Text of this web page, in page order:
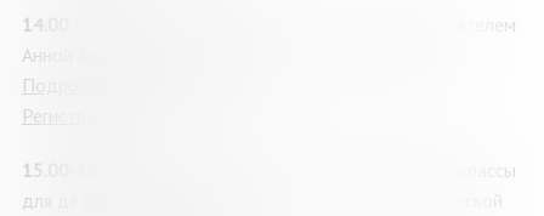
14.00
– «Пишем сказку вместе»: игра с детским писателем
Анной Бухтияровой (Анна Андим), (г. Краснодар), 6+
Подробнее о мероприятии
Регистрация
15.00-18.00
– Книжный переполох»: игры и мастер-классы
для детей от Мурманской областной детско-юношеской